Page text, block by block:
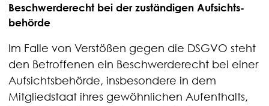
Beschwerde­recht bei der zuständigen Aufsichts­
behörde
Im Falle von Verstößen gegen die DSGVO steht
den Betroffenen ein Beschwerderecht bei einer
Aufsichtsbehörde, insbesondere in dem
Mitgliedstaat ihres gewöhnlichen Aufenthalts,